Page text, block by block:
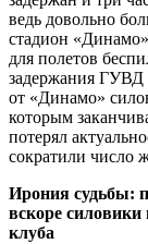
ведь довольно
стадион
для полетов
задержания ГУВД
от «Динамо»
которым
потерял
сократили число
Ирония судьбы:
вскоре
клуба